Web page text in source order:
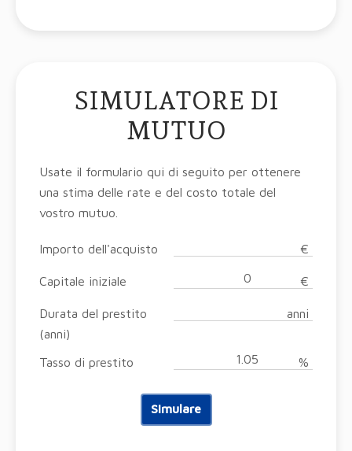
SIMULATORE DI
MUTUO
Usate il formulario qui di seguito per ottenere
una stima delle rate e del costo totale del
vostro mutuo.
Importo dell'acquisto €
Capitale iniziale €
Durata del prestito
(anni)
anni
Tasso di prestito %
Simulare